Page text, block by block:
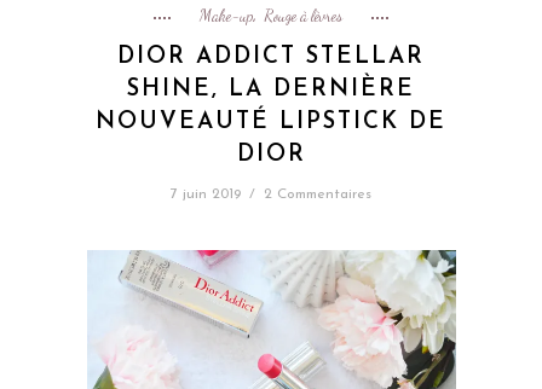
Make-up, Rouge à lèvres
DIOR ADDICT STELLAR
SHINE, LA DERNIÈRE
NOUVEAUTÉ LIPSTICK DE
DIOR
7 juin 2019 / 2 Commentaires